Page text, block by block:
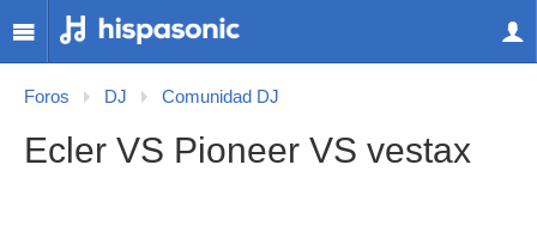
Foros DJ Comunidad DJ
Ecler VS Pioneer VS vestax